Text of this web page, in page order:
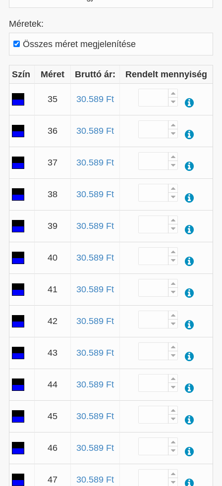
Méretek:
Összes méret megjelenítése
Szín Méret Bruttó ár: Rendelt mennyiség
35 30.589 Ft
36 30.589 Ft
37 30.589 Ft
38 30.589 Ft
39 30.589 Ft
40 30.589 Ft
41 30.589 Ft
42 30.589 Ft
43 30.589 Ft
44 30.589 Ft
45 30.589 Ft
46 30.589 Ft
47 30.589 Ft